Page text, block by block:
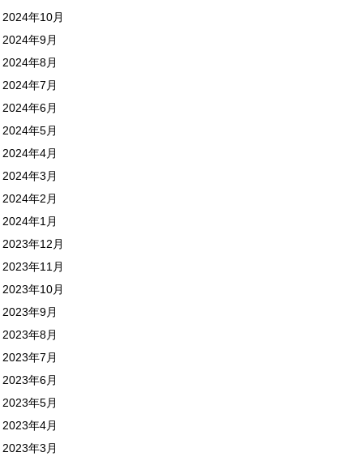
2024年10月
2024年9月
2024年8月
2024年7月
2024年6月
2024年5月
2024年4月
2024年3月
2024年2月
2024年1月
2023年12月
2023年11月
2023年10月
2023年9月
2023年8月
2023年7月
2023年6月
2023年5月
2023年4月
2023年3月